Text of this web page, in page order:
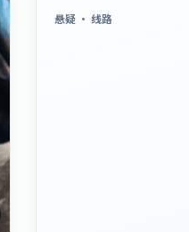
悬疑· 线路